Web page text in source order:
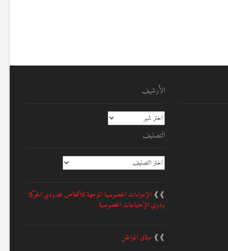
الأرشيف
الأرشيف
التصنيف
التصنيف
❱❱الإجراءات الخصوصية الموجهة للأشخاص محدودي الحركة
وذوي الإحتياجات الخصوصية
❱❱ميثاق المواطن